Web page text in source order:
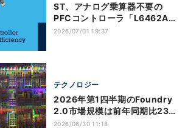
ST、アナログ乗算器不要の
PFCコントローラ「L6462A」
を発表 250W以下の電源向け
2026/07/01 19:37
テクノロジー
2026年第1四半期のFoundry
2.0市場規模は前年同期比23％
増、Counterpoint調べ
2026/06/30 11:18